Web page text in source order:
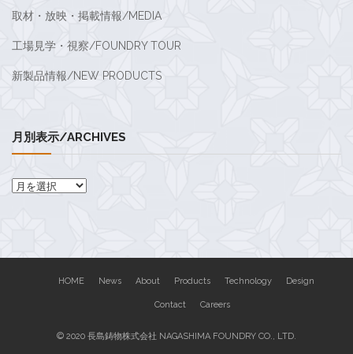
取材・放映・掲載情報/MEDIA
工場見学・視察/FOUNDRY TOUR
新製品情報/NEW PRODUCTS
月別表示/ARCHIVES
月
HOME News About Products Technology Design
Contact Careers
© 2020 長島鋳物株式会社 NAGASHIMA FOUNDRY CO., LTD.